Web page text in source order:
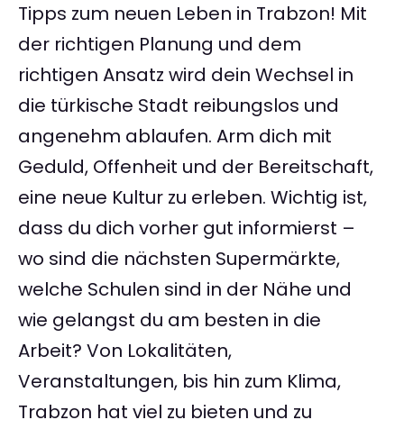
Tipps zum neuen Leben in Trabzon! Mit
der richtigen Planung und dem
richtigen Ansatz wird dein Wechsel in
die türkische Stadt reibungslos und
angenehm ablaufen. Arm dich mit
Geduld, Offenheit und der Bereitschaft,
eine neue Kultur zu erleben. Wichtig ist,
dass du dich vorher gut informierst –
wo sind die nächsten Supermärkte,
welche Schulen sind in der Nähe und
wie gelangst du am besten in die
Arbeit? Von Lokalitäten,
Veranstaltungen, bis hin zum Klima,
Trabzon hat viel zu bieten und zu